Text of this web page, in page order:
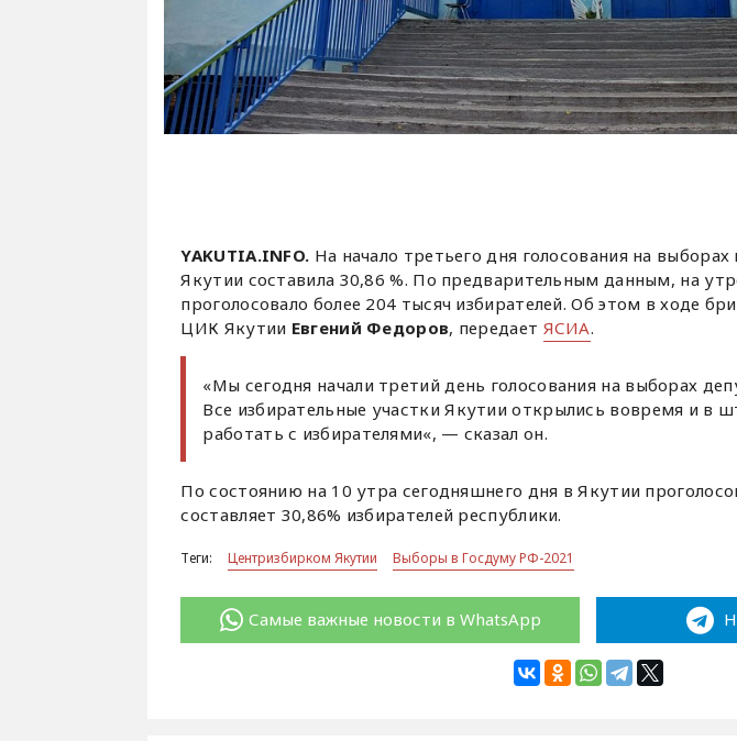
YAKUTIA.INFO. На начало третьего дня голосования на
Якутии составила 30,86 %. По предварительным данным, на
проголосовало более 204 тысяч избирателей. Об этом в ходе
ЦИК Якутии Евгений Федоров, передает ЯСИА.
«Мы сегодня начали третий день голосования на выборах
Все избирательные участки Якутии открылись вовремя и в
работать с избирателями«, — сказал он.
По состоянию на 10 утра сегодняшнего дня в Якутии
составляет 30,86% избирателей республики.
Теги: Центризбирком Якутии Выборы в Госдуму РФ-2021
Самые важные новости в WhatsApp